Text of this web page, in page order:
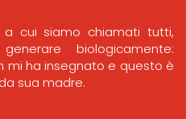
cui siamo chiamati tutti,
biologicamente:
mi ha insegnato e questo è
sua madre.